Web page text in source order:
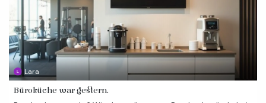
Lara
Büroküche war gestern.